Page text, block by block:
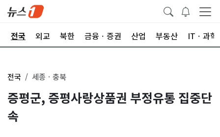
전국 외교 북한 금융ㆍ증권 산업 부동산 ITㆍ과학
전국 세종ㆍ충북
증평군, 증평사랑상품권 부정유통 집중단
속